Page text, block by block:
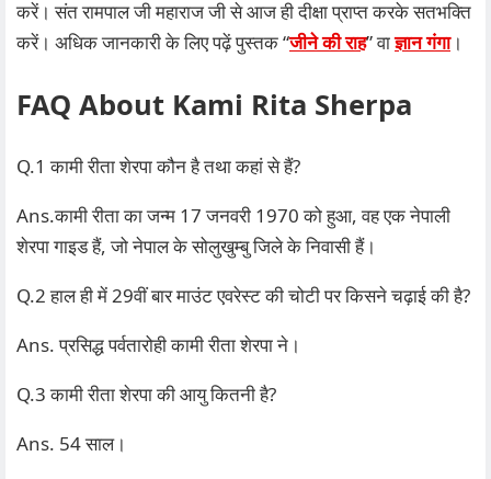
करें। संत रामपाल जी महाराज जी से आज ही दीक्षा प्राप्त करके सतभक्ति
करें। अधिक जानकारी के लिए पढ़ें पुस्तक “जीने की राह” वाज्ञान गंगा।
FAQ About Kami Rita Sherpa
Q.1 कामी रीता शेरपा कौन है तथा कहां से हैं?
Ans.कामी रीता का जन्म 17 जनवरी 1970 को हुआ, वह एक नेपाली
शेरपा गाइड हैं, जो नेपाल के सोलुखुम्बु जिले के निवासी हैं।
Q.2 हाल ही में 29वीं बार माउंट एवरेस्ट की चोटी पर किसने चढ़ाई की है?
Ans. प्रसिद्ध पर्वतारोही कामी रीता शेरपा ने।
Q.3 कामी रीता शेरपा की आयु कितनी है?
Ans. 54 साल।